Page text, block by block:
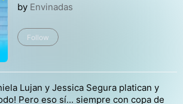
by Envinadas
Follow
Lujan y Jessica Segura platican y
Pero eso sí... siempre con copa de